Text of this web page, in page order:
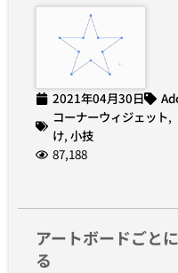
2021年04月30日
コーナーウィジェット,
け, 小技
87,188
アートボードごと
る